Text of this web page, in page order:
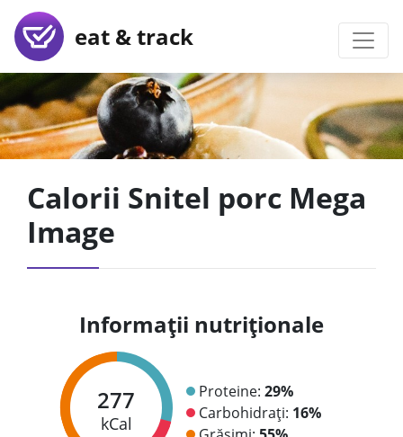
eat & track
Calorii Snitel porc Mega
Image
Informații nutriționale
277
kCal
Proteine: 29%
Carbohidrați: 16%